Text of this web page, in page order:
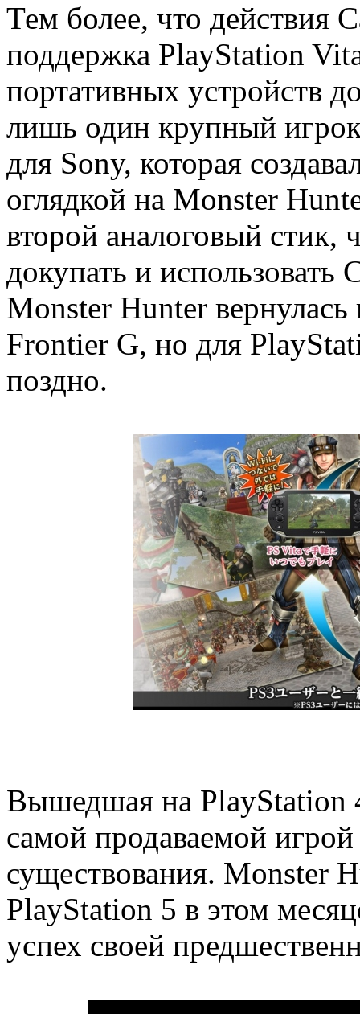
Тем более, что действия
поддержка PlayStation
портативных устройств
лишь один крупный
для Sony, которая
оглядкой на Monster
второй аналоговый стик,
докупать и
Monster Hunter
Frontier G, но для
поздно.
Вышедшая на PlayStation
самой продаваемой игрой
существования. Monster
PlayStation 5 в этом
успех своей